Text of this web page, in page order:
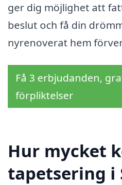
ger dig möjlighet att
beslut och få din
nyrenoverat hem
Få 3 erbjudanden,
förpliktelser
Hur mycket
tapetsering i